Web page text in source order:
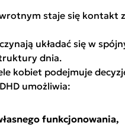
staje się kontakt
układać się w
dnia.
kobiet podejmuje
umożliwia:
funkcjonowania,